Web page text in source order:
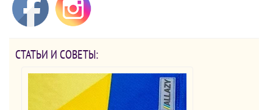
СТАТЬИ И СОВЕТЫ: